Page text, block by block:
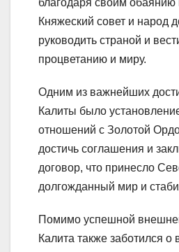
благодаря своим обаянию
Княжеский совет и народ
руководить страной и
процветанию и миру.
Одним из важнейших
Калиты было
отношений с Золотой
достичь соглашения и
договор, что принесло
долгожданный мир и
Помимо успешной
Калита также заботился о